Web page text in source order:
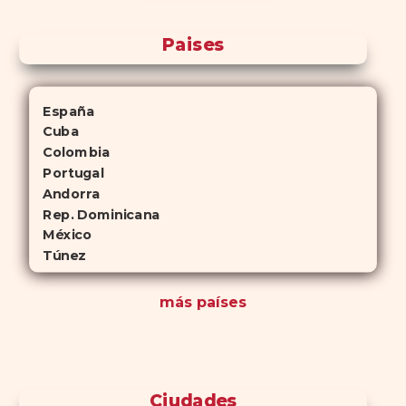
Paises
España
Cuba
Colombia
Portugal
Andorra
Rep. Dominicana
México
Túnez
más países
Ciudades